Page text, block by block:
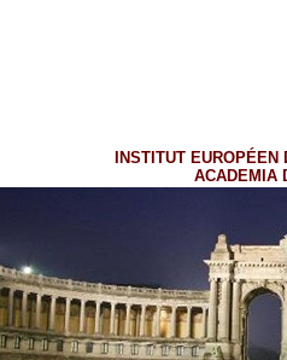
INSTITUT EUROPÉEN
ACADEMIA